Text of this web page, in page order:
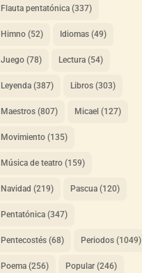
Flauta pentatónica(337)
Himno(52) Idiomas(49)
Juego(78) Lectura(54)
Leyenda(387) Libros(303)
Maestros(807) Micael (127)
Movimiento(135)
Música de teatro(159)
Navidad (219) Pascua(120)
Pentatónica(347)
Pentecostés(68) Periodos(1049)
Poema(256) Popular(246)